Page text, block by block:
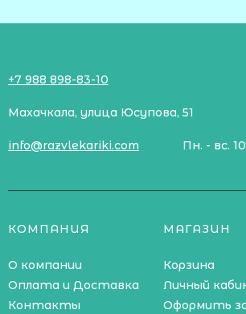
+7 988 898-83-10
Махачкала, улица Юсупова, 51
info@razvlekariki.com Пн. - вс.
КОМПАНИЯ
О компании
Оплата и Доставка
Контакты
МАГАЗИН
Корзина
Личный
Оформить